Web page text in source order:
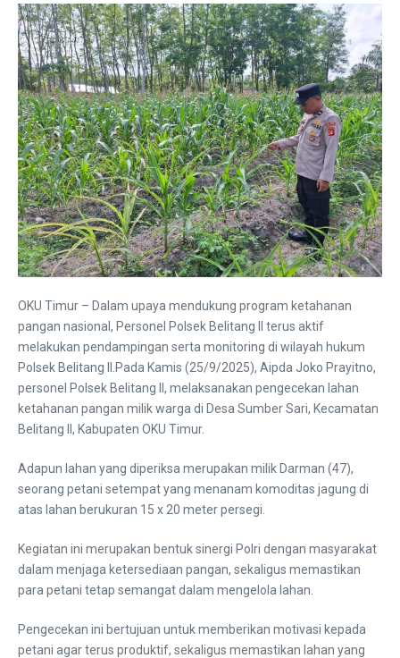
OKU Timur – Dalam upaya mendukung program ketahanan
pangan nasional, Personel Polsek Belitang II terus aktif
melakukan pendampingan serta monitoring di wilayah hukum
Polsek Belitang II.Pada Kamis (25/9/2025), Aipda Joko Prayitno,
personel Polsek Belitang II, melaksanakan pengecekan lahan
ketahanan pangan milik warga di Desa Sumber Sari, Kecamatan
Belitang II, Kabupaten OKU Timur.
Adapun lahan yang diperiksa merupakan milik Darman (47),
seorang petani setempat yang menanam komoditas jagung di
atas lahan berukuran 15 x 20 meter persegi.
Kegiatan ini merupakan bentuk sinergi Polri dengan masyarakat
dalam menjaga ketersediaan pangan, sekaligus memastikan
para petani tetap semangat dalam mengelola lahan.
Pengecekan ini bertujuan untuk memberikan motivasi kepada
petani agar terus produktif, sekaligus memastikan lahan yang